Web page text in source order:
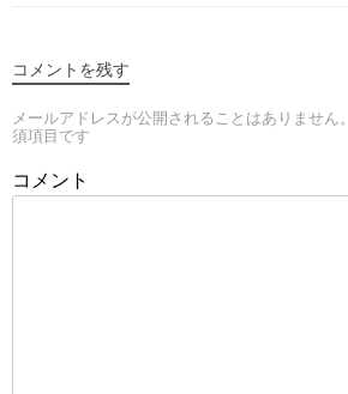
コメントを残す
メールアドレスが公開されることはありません。
須項目です
コメント